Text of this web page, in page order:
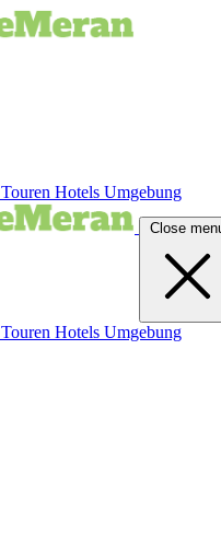
Touren Hotels Umgebung
Close
Touren Hotels Umgebung